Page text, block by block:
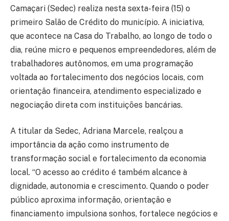
Camaçari (Sedec) realiza nesta sexta-feira (15) o
primeiro Salão de Crédito do município. A iniciativa,
que acontece na Casa do Trabalho, ao longo de todo o
dia, reúne micro e pequenos empreendedores, além de
trabalhadores autônomos, em uma programação
voltada ao fortalecimento dos negócios locais, com
orientação financeira, atendimento especializado e
negociação direta com instituições bancárias.
A titular da Sedec, Adriana Marcele, realçou a
importância da ação como instrumento de
transformação social e fortalecimento da economia
local. “O acesso ao crédito é também alcance à
dignidade, autonomia e crescimento. Quando o poder
público aproxima informação, orientação e
financiamento impulsiona sonhos, fortalece negócios e